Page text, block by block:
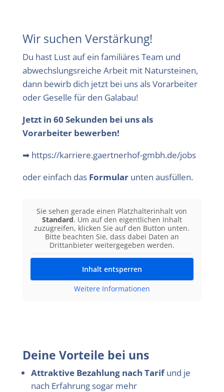
Wir suchen Verstärkung!
Du hast Lust auf ein familiäres Team und
abwechslungsreiche Arbeit mit Natursteinen,
dann bewirb dich jetzt bei uns als Vorarbeiter
oder Geselle für den Galabau!
Jetzt in 60 Sekunden bei uns als
Vorarbeiter bewerben!
➡ https://karriere.gaertnerhof-gmbh.de/jobs
oder einfach das Formularunten ausfüllen.
Sie sehen gerade einen Platzhalterinhalt von
Standard. Um auf den eigentlichen Inhalt
zuzugreifen, klicken Sie auf den Button unten.
Bitte beachten Sie, dass dabei Daten an
Drittanbieter weitergegeben werden.
Inhalt entsperren
Weitere Informationen
Deine Vorteile bei uns
Attraktive Bezahlung nach Tarifund je
nach Erfahrung sogar mehr